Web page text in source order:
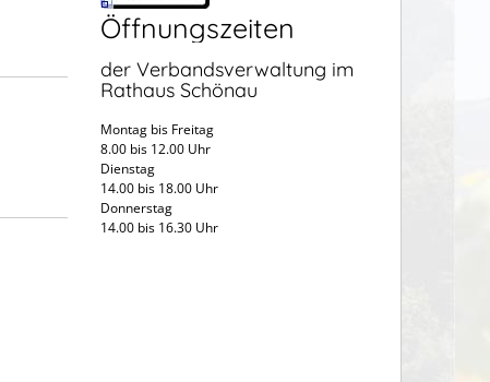
Öffnungszeiten
der Verbandsverwaltung im
Rathaus Schönau
Montag bis Freitag
8.00 bis 12.00 Uhr
Dienstag
14.00 bis 18.00 Uhr
Donnerstag
14.00 bis 16.30 Uhr